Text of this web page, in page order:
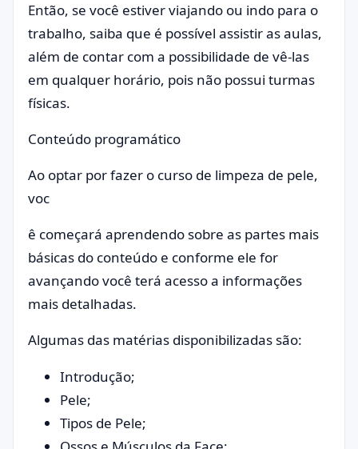
Então, se você estiver viajando ou indo para o
trabalho, saiba que é possível assistir as aulas,
além de contar com a possibilidade de vê-las
em qualquer horário, pois não possui turmas
físicas.
Conteúdo programático
Ao optar por fazer o curso de limpeza de pele,
voc
ê começará aprendendo sobre as partes mais
básicas do conteúdo e conforme ele for
avançando você terá acesso a informações
mais detalhadas.
Algumas das matérias disponibilizadas são:
Introdução;
Pele;
Tipos de Pele;